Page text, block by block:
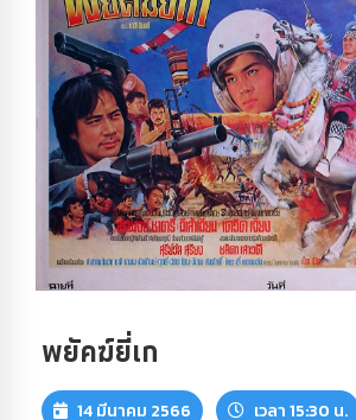
พยัคฆ์ยี่เก
14 มีนาคม 2566 เวลา 15:30 น.